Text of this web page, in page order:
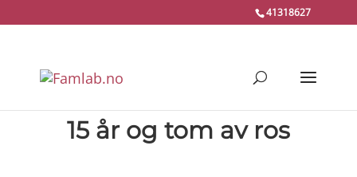
41318627
15 år og tom av ros